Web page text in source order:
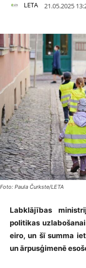
LETA 21.05.2025
Foto: Paula Čurkste/LETA
Labklājības
politikas
eiro, un šī summa
un ārpusģimenē